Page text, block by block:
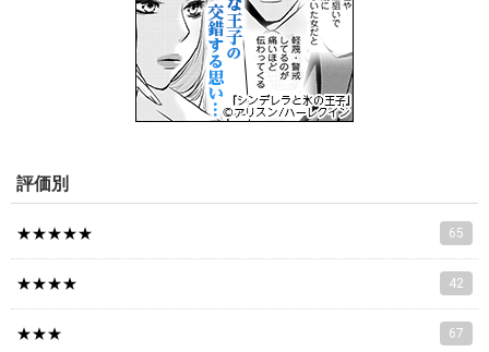
評価別
★★★★★ 65
★★★★ 42
★★★ 67